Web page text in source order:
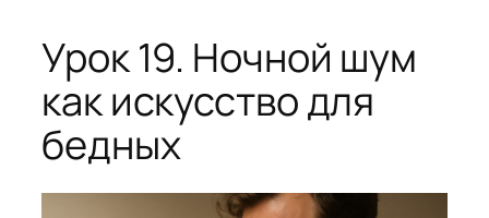
Урок 19. Ночной шум
как искусство для
бедных